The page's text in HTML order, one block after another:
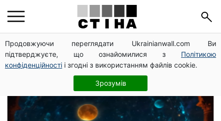
Продовжуючи переглядати Ukrainianwall.com Ви
підтверджуєте, що ознайомилися з Політикою
конфіденційності і згодні з використанням файлів cookie.
Зрозумів
астрологический
прогноз